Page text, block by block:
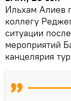
Ильхам Алиев
коллегу
ситуации
мероприятий
канцелярия